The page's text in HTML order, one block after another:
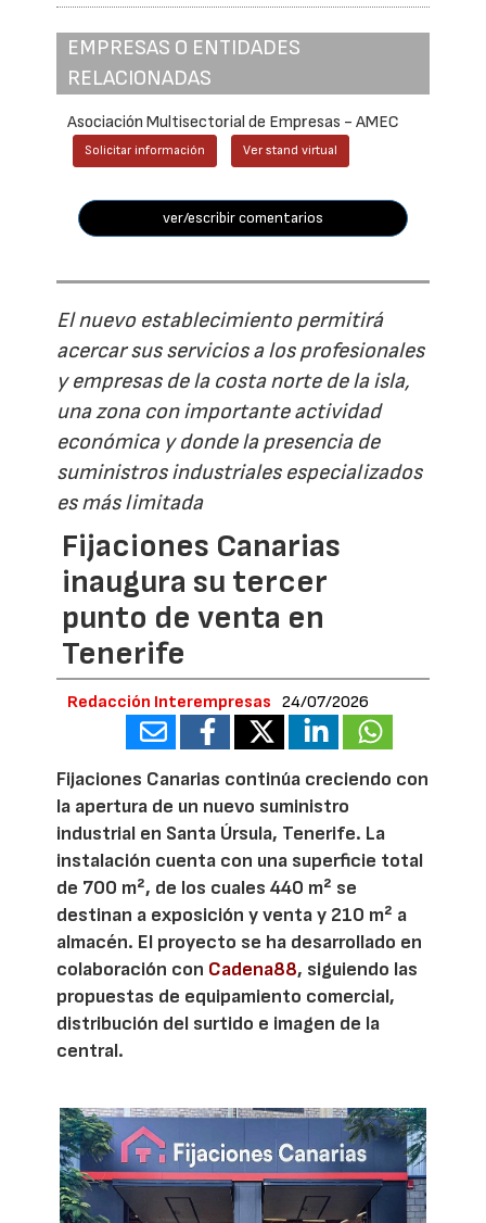
EMPRESAS O ENTIDADES
RELACIONADAS
Asociación Multisectorial de Empresas - AMEC
Solicitar información Ver stand virtual
ver/escribir comentarios
El nuevo establecimiento permitirá
acercar sus servicios a los profesionales
y empresas de la costa norte de la isla,
una zona con importante actividad
económica y donde la presencia de
suministros industriales especializados
es más limitada
Fijaciones Canarias
inaugura su tercer
punto de venta en
Tenerife
Redacción Interempresas 24/07/2026
Fijaciones Canarias continúa creciendo con
la apertura de un nuevo suministro
industrial en Santa Úrsula, Tenerife. La
instalación cuenta con una superficie total
de 700 m², de los cuales 440 m² se
destinan a exposición y venta y 210 m² a
almacén. El proyecto se ha desarrollado en
colaboración con Cadena88, siguiendo las
propuestas de equipamiento comercial,
distribución del surtido e imagen de la
central.